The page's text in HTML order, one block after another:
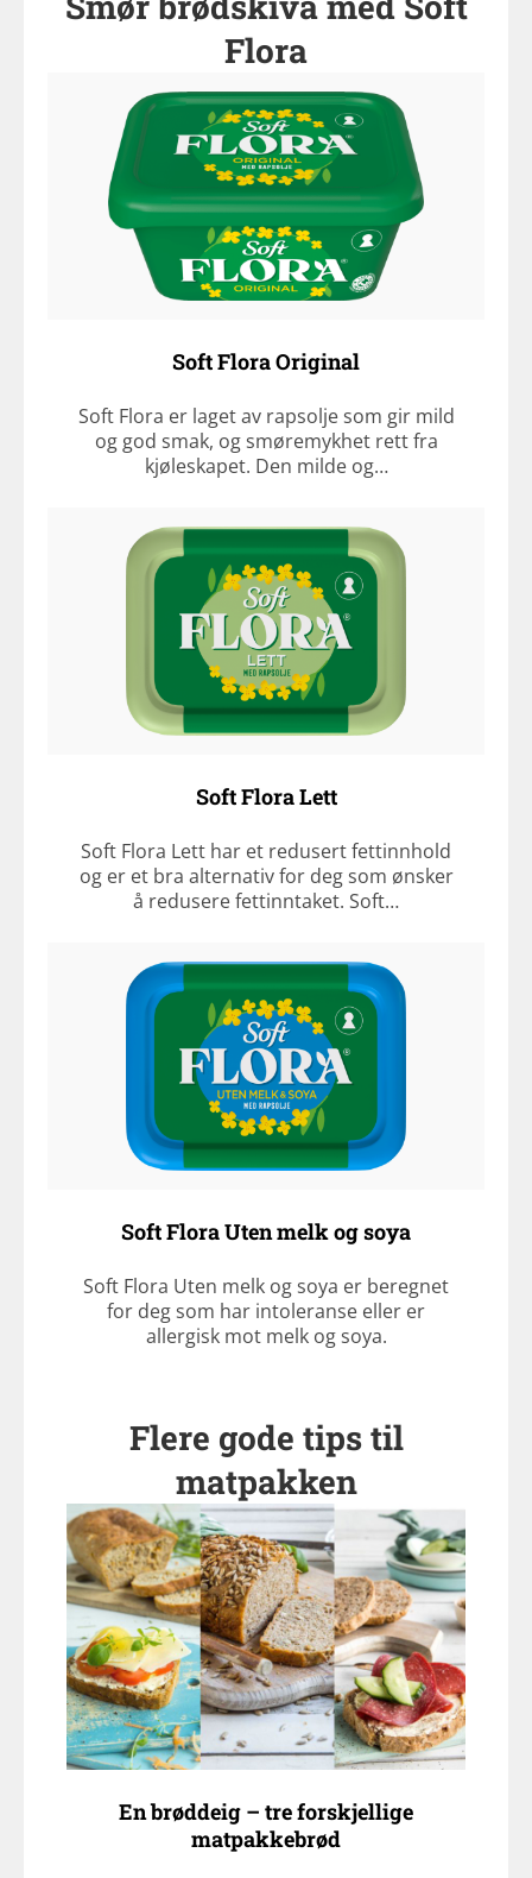
Flora
Soft Flora Original
Soft Flora er laget av rapsolje som gir mild
og god smak, og smøremykhet rett fra
kjøleskapet. Den milde og…
Soft Flora Lett
Soft Flora Lett har et redusert fettinnhold
og er et bra alternativ for deg som ønsker
å redusere fettinntaket. Soft…
Soft Flora Uten melk og soya
Soft Flora Uten melk og soya er beregnet
for deg som har intoleranse eller er
allergisk mot melk og soya.
Flere gode tips til
matpakken
En brøddeig – tre forskjellige
matpakkebrød